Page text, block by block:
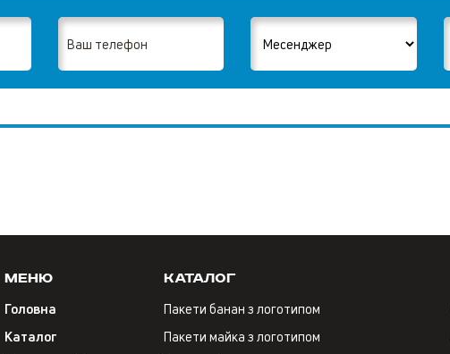
Меню
Головна
Каталог
Каталог
Пакети банан з логотипом
Пакети майка з логотипом